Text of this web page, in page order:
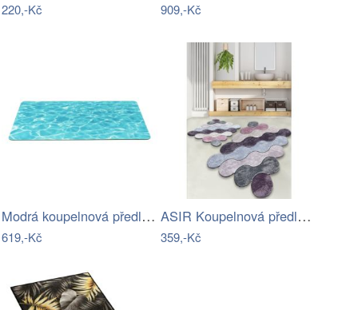
220,-Kč 909,-Kč
Modrá koupelnová předložka 50x80 cm…
619,-Kč
ASIR Koupelnová předložka CIRCLE…
359,-Kč